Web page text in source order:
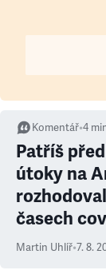
Komentář•4
Patříš
útoky na
časech
Martin Uhlíř•7. 8.